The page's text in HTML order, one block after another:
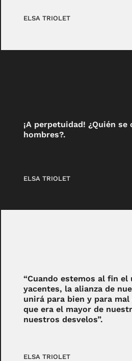
ELSA TRIOLET
¡A perpetuidad! ¿Quién
hombres?.
ELSA TRIOLET
“Cuando estemos al fin
yacentes, la alianza de
unirá para bien y para
que era el mayor de
nuestros desvelos”.
ELSA TRIOLET